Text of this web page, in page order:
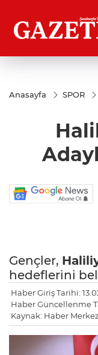
Anasayfa SPOR
Gençler,
hedeflerini
Haber Giriş Tarihi:
Haber Güncellenme
Kaynak: Haber